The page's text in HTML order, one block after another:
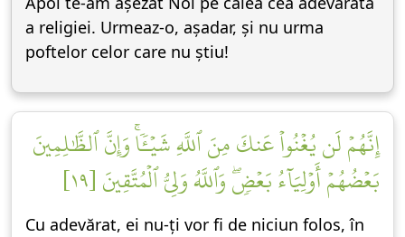
a religiei. Urmeaz-o, așadar, și nu urma
poftelor celor care nu știu!
إِنَّهُمۡ لَن يُغۡنُواْ عَنكَ مِنَ ٱللَّهِ شَيۡـٔٗاۚ وَإِنَّ ٱلظَّٰلِمِينَ
بَعۡضُهُمۡ أَوۡلِيَآءُ بَعۡضٖۖ وَٱللَّهُ وَلِيُّ ٱلۡمُتَّقِينَ [١٩]
Cu adevărat, ei nu-ți vor fi de niciun folos, în